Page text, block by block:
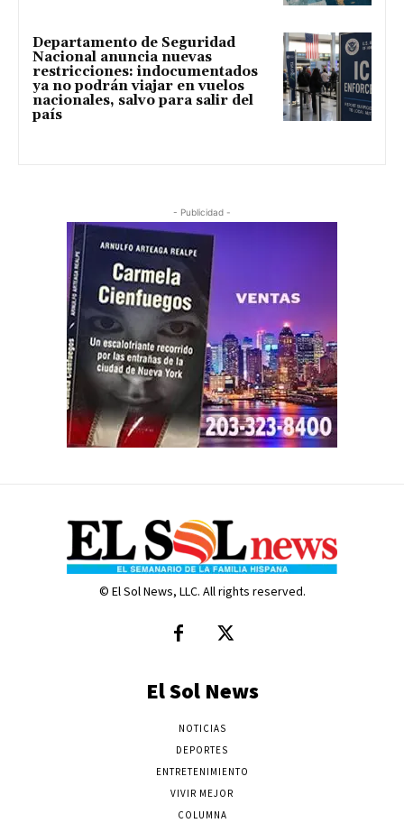
Departamento de Seguridad
Nacional anuncia nuevas
restricciones: indocumentados
ya no podrán viajar en vuelos
nacionales, salvo para salir del
país
- Publicidad -
© El Sol News, LLC. All rights reserved.
El Sol News
NOTICIAS
DEPORTES
ENTRETENIMIENTO
VIVIR MEJOR
COLUMNA